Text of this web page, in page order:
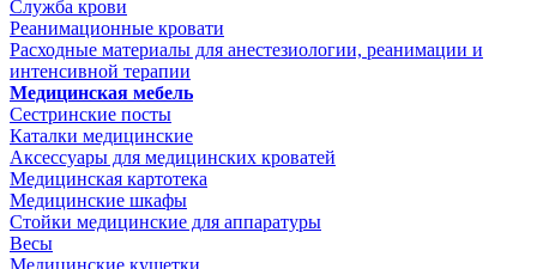
Служба крови
Реанимационные кровати
Расходные материалы для анестезиологии, реанимации и
интенсивной терапии
Медицинская мебель
Сестринские посты
Каталки медицинские
Аксессуары для медицинских кроватей
Медицинская картотека
Медицинские шкафы
Стойки медицинские для аппаратуры
Весы
Медицинские кушетки